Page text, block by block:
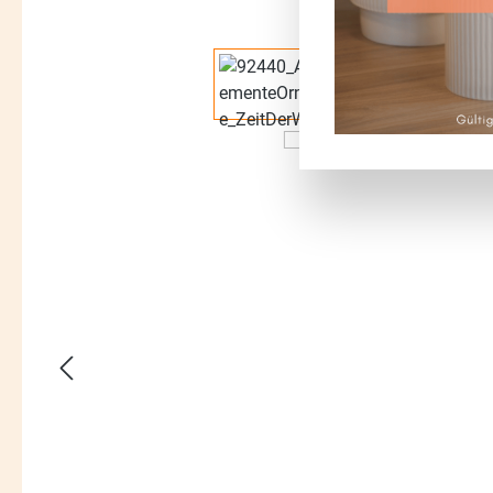
Bildergalerie überspringen